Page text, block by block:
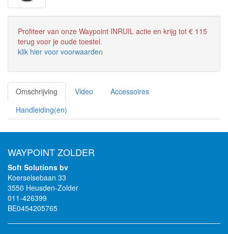
Profiteer van onze Waypoint INRUIL actie en krijg tot € 115
terug voor je oude toestel.
klik hier voor voorwaarden
Omschrijving Video
Accessoires
Handleiding(en)
WAYPOINT ZOLDER
Soft Solutions bv
Koerselsebaan 33
3550 Heusden-Zolder
011-426399
BE0454205765